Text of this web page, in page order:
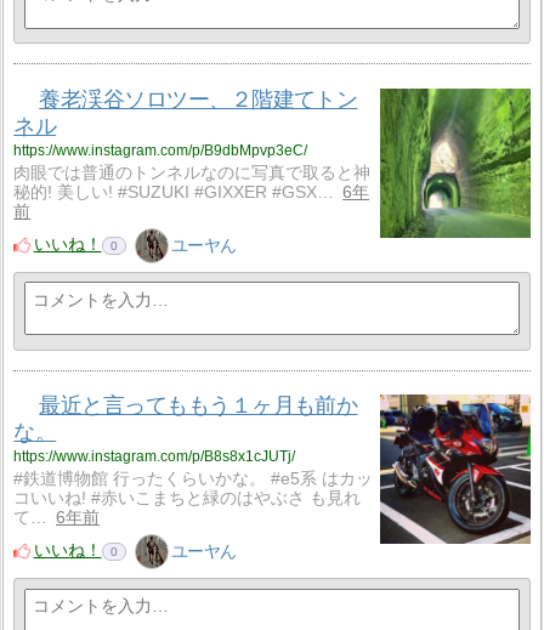
養老渓谷ソロツー、２階建てトン
ネル
https://www.instagram.com/p/B9dbMpvp3eC/
肉眼では普通のトンネルなのに写真で取ると神
秘的! 美しい! #SUZUKI #GIXXER #GSX…
6年
前
いいね！
0 ユーヤん
最近と言ってももう１ヶ月も前か
な。
https://www.instagram.com/p/B8s8x1cJUTj/
#鉄道博物館 行ったくらいかな。 #e5系 はカッ
コいいね! #赤いこまちと緑のはやぶさ も見れ
て…
6年前
いいね！
0 ユーヤん